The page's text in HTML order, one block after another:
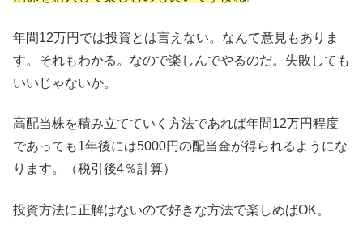
年間12万円では投資とは言えない。なんて意見もありま
す。それもわかる。なので楽しんでやるのだ。失敗しても
いいじゃないか。
高配当株を積み立てていく方法であれば年間12万円程度
であっても1年後には5000円の配当金が得られるようにな
ります。（税引後4％計算）
投資方法に正解はないので好きな方法で楽しめばOK。